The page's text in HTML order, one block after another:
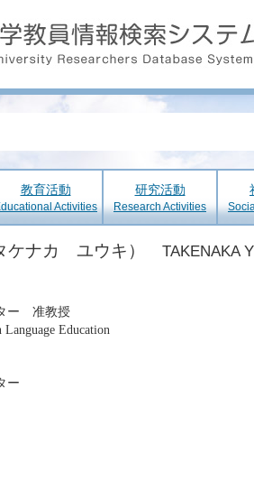
教育活動
Activities
研究活動
Research Activities
ケナカ ユウキ） TAKENAKA
ー 准教授
Education
ー